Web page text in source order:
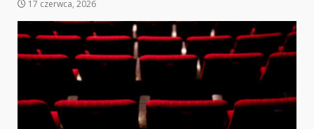
17 czerwca, 2026